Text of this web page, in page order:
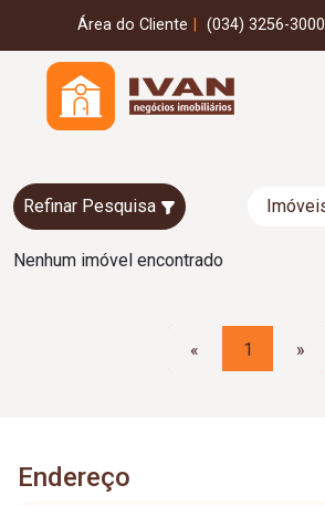
Área do Cliente (034) 3256-3000
Refinar Pesquisa
Nenhum imóvel encontrado
« 1 »
Endereço